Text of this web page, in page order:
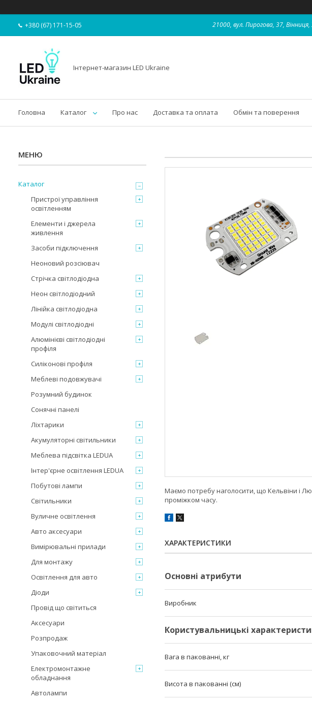
+380 (67) 171-15-05 21000, вул. Пирогова, 37, Вінниця,
Інтернет-магазин LED Ukraine
Головна Каталог Про нас Доставка та оплата Обмін та поверення
Маємо потребу наголосити, що Кельвіни і
проміжком часу.
ХАРАКТЕРИСТИКИ
Основні атрибути
Виробник
Користувальницькі
Вага в пакованні, кг
Висота в пакованні (см)
Каталог
Пристрої управління
освітленням
Елементи і джерела
живлення
Засоби підключення
Неоновий розсіювач
Стрічка світлодіодна
Неон світлодіодний
Лінійка світлодіодна
Модулі світлодіодні
Алюмінієві світлодіодні
профіля
Силіконові профіля
Меблеві подовжувачі
Розумний будинок
Сонячні панелі
Ліхтарики
Акумуляторні світильники
Меблева підсвітка LEDUA
Інтер'єрне освітлення LEDUA
Побутові лампи
Світильники
Вуличне освітлення
Авто аксесуари
Вимірювальні прилади
Для монтажу
Освітлення для авто
Діоди
Провід що світиться
Аксесуари
Розпродаж
Упаковочний матеріал
Електромонтажне
обладнання
Автолампи